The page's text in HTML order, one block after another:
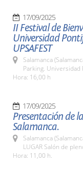
17/09/2025
II Festival de
Universidad
UPSAFEST
Salamanca
Parking. Universidad
Hora: 16,00 h
17/09/2025
Presentación de
Salamanca.
Salamanca
LUGAR Salón de
Hora: 11,00 h.